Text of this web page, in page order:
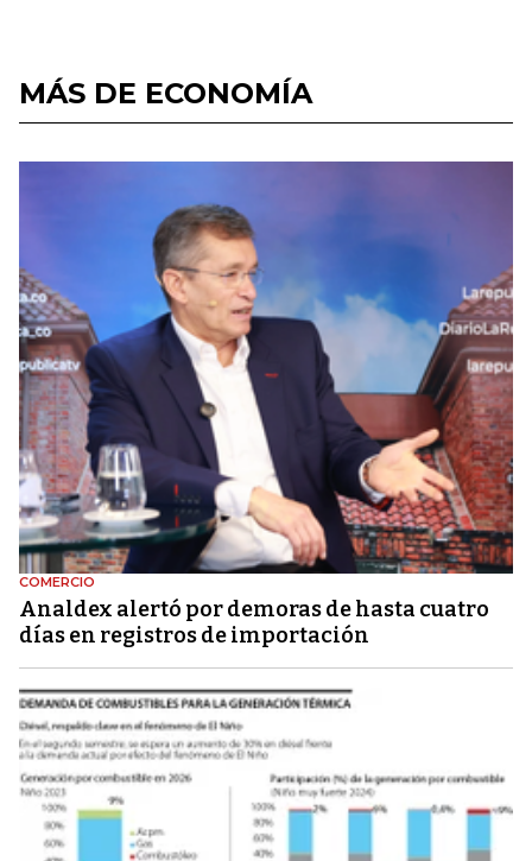
MÁS DE ECONOMÍA
COMERCIO
Analdex alertó por demoras de hasta cuatro
días en registros de importación